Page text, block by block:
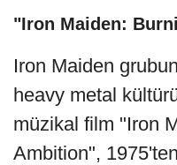
"Iron Maiden:
Iron Maiden
heavy metal
müzikal film "Iron
Ambition",